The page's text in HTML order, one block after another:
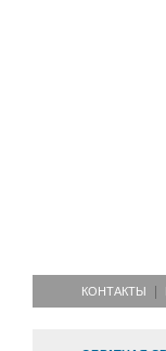
КОНТАКТЫ